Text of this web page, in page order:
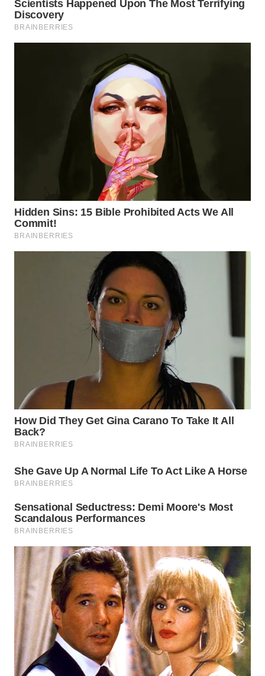
WN DELI
SERDANG
WN
BEKASI
WN
SAMOSIR
WN
PADANG
SUMEDANG
WN
CIANJUR
WN
KEPULAUAN
SERIBU
WN
TANGERANG